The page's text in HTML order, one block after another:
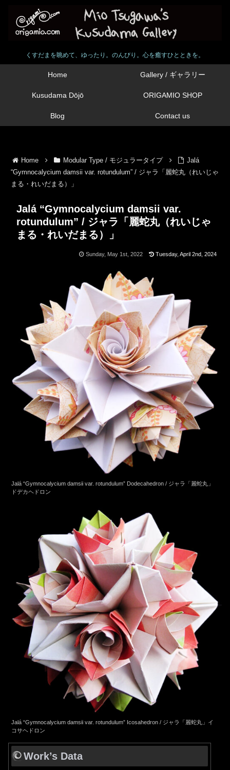
くすだまを眺めて、ゆったり。のんびり。心を癒すひとときを。
Home Gallery / ギャラリー
Kusudama Dōjō ORIGAMIO SHOP
Blog Contact us
Home Modular Type / モジュラータイプ
Jalá
“Gymnocalycium damsii var. rotundulum” / ジャラ「麗蛇丸（れいじゃ
まる・れいだまる）」
Jalá “Gymnocalycium damsii var.
rotundulum” / ジャラ「麗蛇丸（れいじゃ
まる・れいだまる）」
Sunday, May 1st, 2022 Tuesday, April 2nd, 2024
Jalá “Gymnocalycium damsii var. rotundulum” Dodecahedron / ジャラ「麗蛇丸」
ドデカヘドロン
Jalá “Gymnocalycium damsii var. rotundulum” Icosahedron / ジャラ「麗蛇丸」イ
コサヘドロン
Work’s Data